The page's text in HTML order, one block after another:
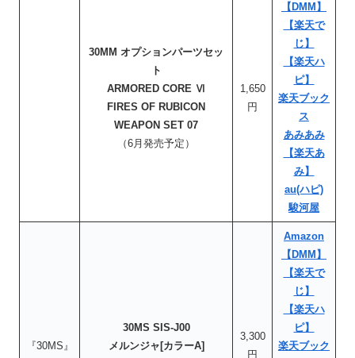
30MM オプションパーツセッ
ト
ARMORED CORE Ⅵ
FIRES OF RUBICON
WEAPON SET 07
（6月発売予定）
1,650
円
【DMM】
【楽天で
じ】
【楽天ハ
ピ】
楽天ブック
ス
あみあみ
【楽天あ
み】
au(ハピ)
駿河屋
『30MS』
30MS SIS-J00
メルンジャ[カラーA]
3,300
円
Amazon
【DMM】
【楽天で
じ】
【楽天ハ
ピ】
楽天ブック